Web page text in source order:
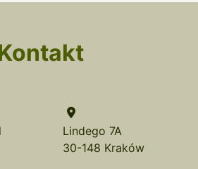
Lindego 7A
30-148 Kraków